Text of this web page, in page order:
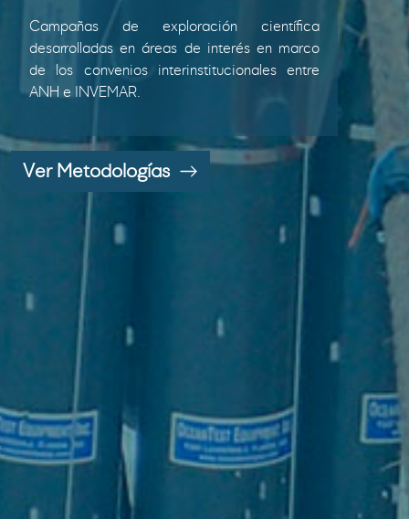
Campañas de exploración científica
desarrolladas en áreas de interés en marco
de los convenios interinstitucionales entre
ANH e INVEMAR.
Ver Metodologías